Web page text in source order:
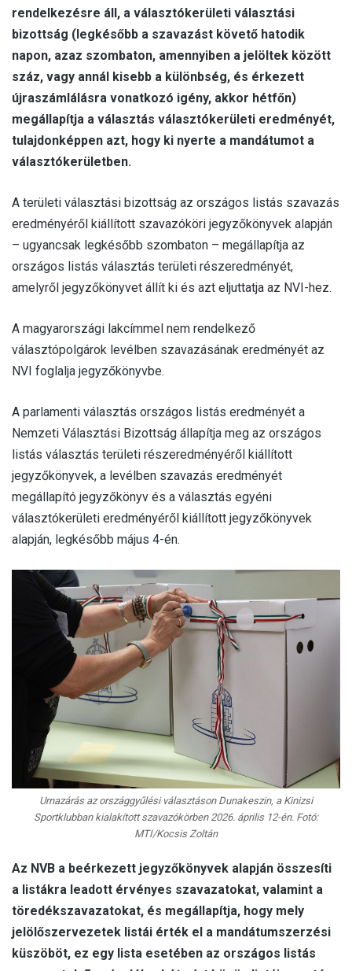
rendelkezésre áll, a választókerületi választási
bizottság (legkésőbb a szavazást követő hatodik
napon, azaz szombaton, amennyiben a jelöltek között
száz, vagy annál kisebb a különbség, és érkezett
újraszámlálásra vonatkozó igény, akkor hétfőn)
megállapítja a választás választókerületi eredményét,
tulajdonképpen azt, hogy ki nyerte a mandátumot a
választókerületben.
A területi választási bizottság az országos listás szavazás
eredményéről kiállított szavazóköri jegyzőkönyvek alapján
– ugyancsak legkésőbb szombaton – megállapítja az
országos listás választás területi részeredményét,
amelyről jegyzőkönyvet állít ki és azt eljuttatja az NVI-hez.
A magyarországi lakcímmel nem rendelkező
választópolgárok levélben szavazásának eredményét az
NVI foglalja jegyzőkönyvbe.
A parlamenti választás országos listás eredményét a
Nemzeti Választási Bizottság állapítja meg az országos
listás választás területi részeredményéről kiállított
jegyzőkönyvek, a levélben szavazás eredményét
megállapító jegyzőkönyv és a választás egyéni
választókerületi eredményéről kiállított jegyzőkönyvek
alapján, legkésőbb május 4-én.
Urnazárás az országgyűlési választáson Dunakeszin, a Kinizsi
Sportklubban kialakított szavazókörben 2026. április 12-én. Fotó:
MTI/Kocsis Zoltán
Az NVB a beérkezett jegyzőkönyvek alapján összesíti
a listákra leadott érvényes szavazatokat, valamint a
töredékszavazatokat, és megállapítja, hogy mely
jelölőszervezetek listái érték el a mandátumszerzési
küszöböt, ez egy lista esetében az országos listás